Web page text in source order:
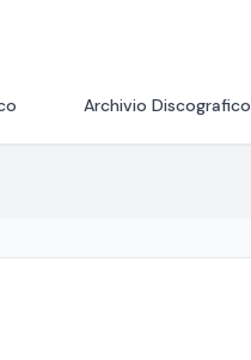
Archivio Discografico